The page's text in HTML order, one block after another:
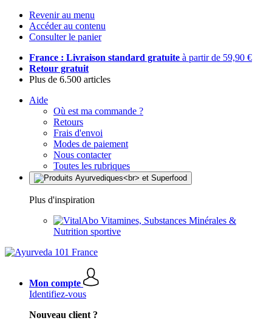
Revenir au menu
Accéder au contenu
Consulter le panier
France : Livraison standard gratuite à partir de 59,90 €
Retour gratuit
Plus de 6.500 articles
Aide
Où est ma commande ?
Retours
Frais d'envoi
Modes de paiement
Nous contacter
Toutes les rubriques
Plus d'inspiration
Vitamines, Substances Minérales &
Nutrition sportive
Mon compte
Identifiez-vous
Nouveau client ?